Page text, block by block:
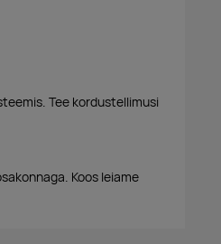
Tee kordustellimusi
Koos leiame